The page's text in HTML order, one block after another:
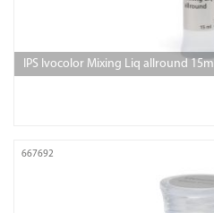
IPS Ivocolor Mixing Liq allround 15ml
667692